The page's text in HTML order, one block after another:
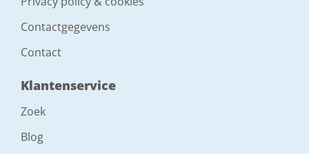
Contactgegevens
Contact
Klantenservice
Zoek
Blog